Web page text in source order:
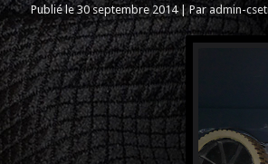
Publié le 30 septembre 2014|Par admin-